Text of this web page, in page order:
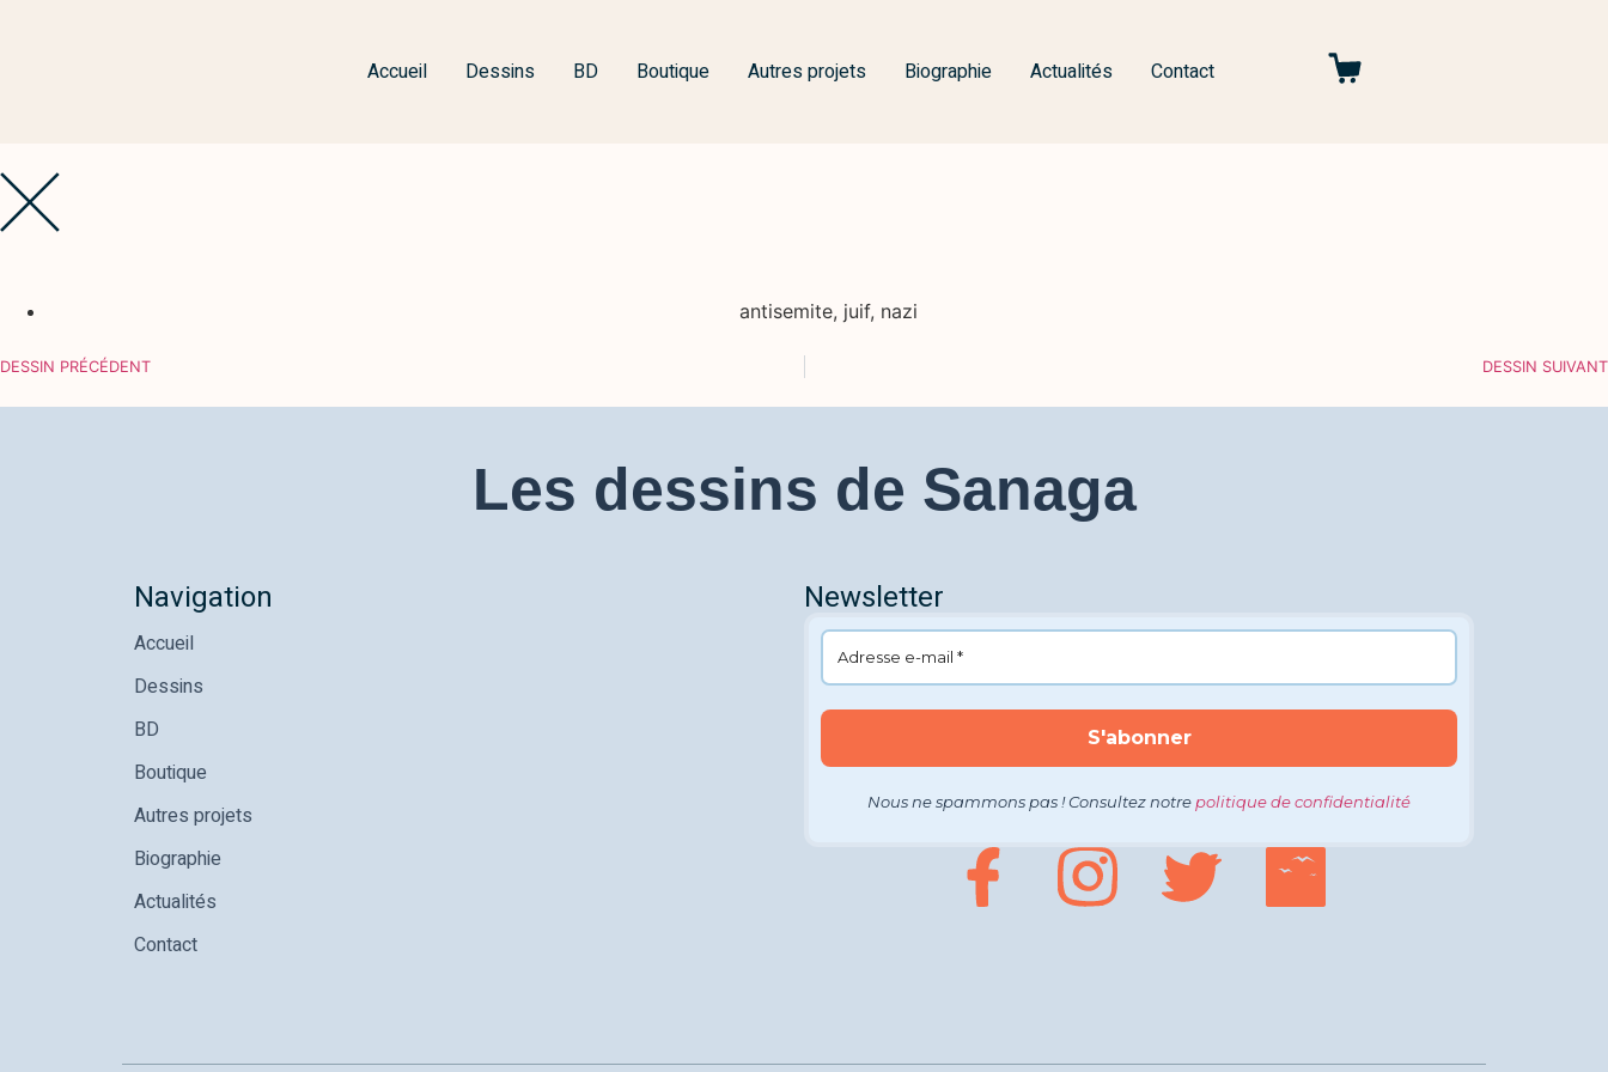
Accueil Dessins BD Boutique Autres projets Biographie Actualités Contact
antisemite, juif, nazi
DESSIN PRÉCÉDENT DESSIN SUIVANT
Les dessins de Sanaga
Navigation
Accueil
Dessins
BD
Boutique
Autres projets
Biographie
Actualités
Contact
Newsletter
Nous ne spammons pas ! Consultez notre politique de confidentialité